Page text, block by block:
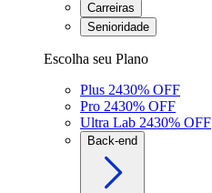
Carreiras
Senioridade
Escolha seu Plano
Plus 2430% OFF
Pro 2430% OFF
Ultra Lab 2430% OFF
Back-end